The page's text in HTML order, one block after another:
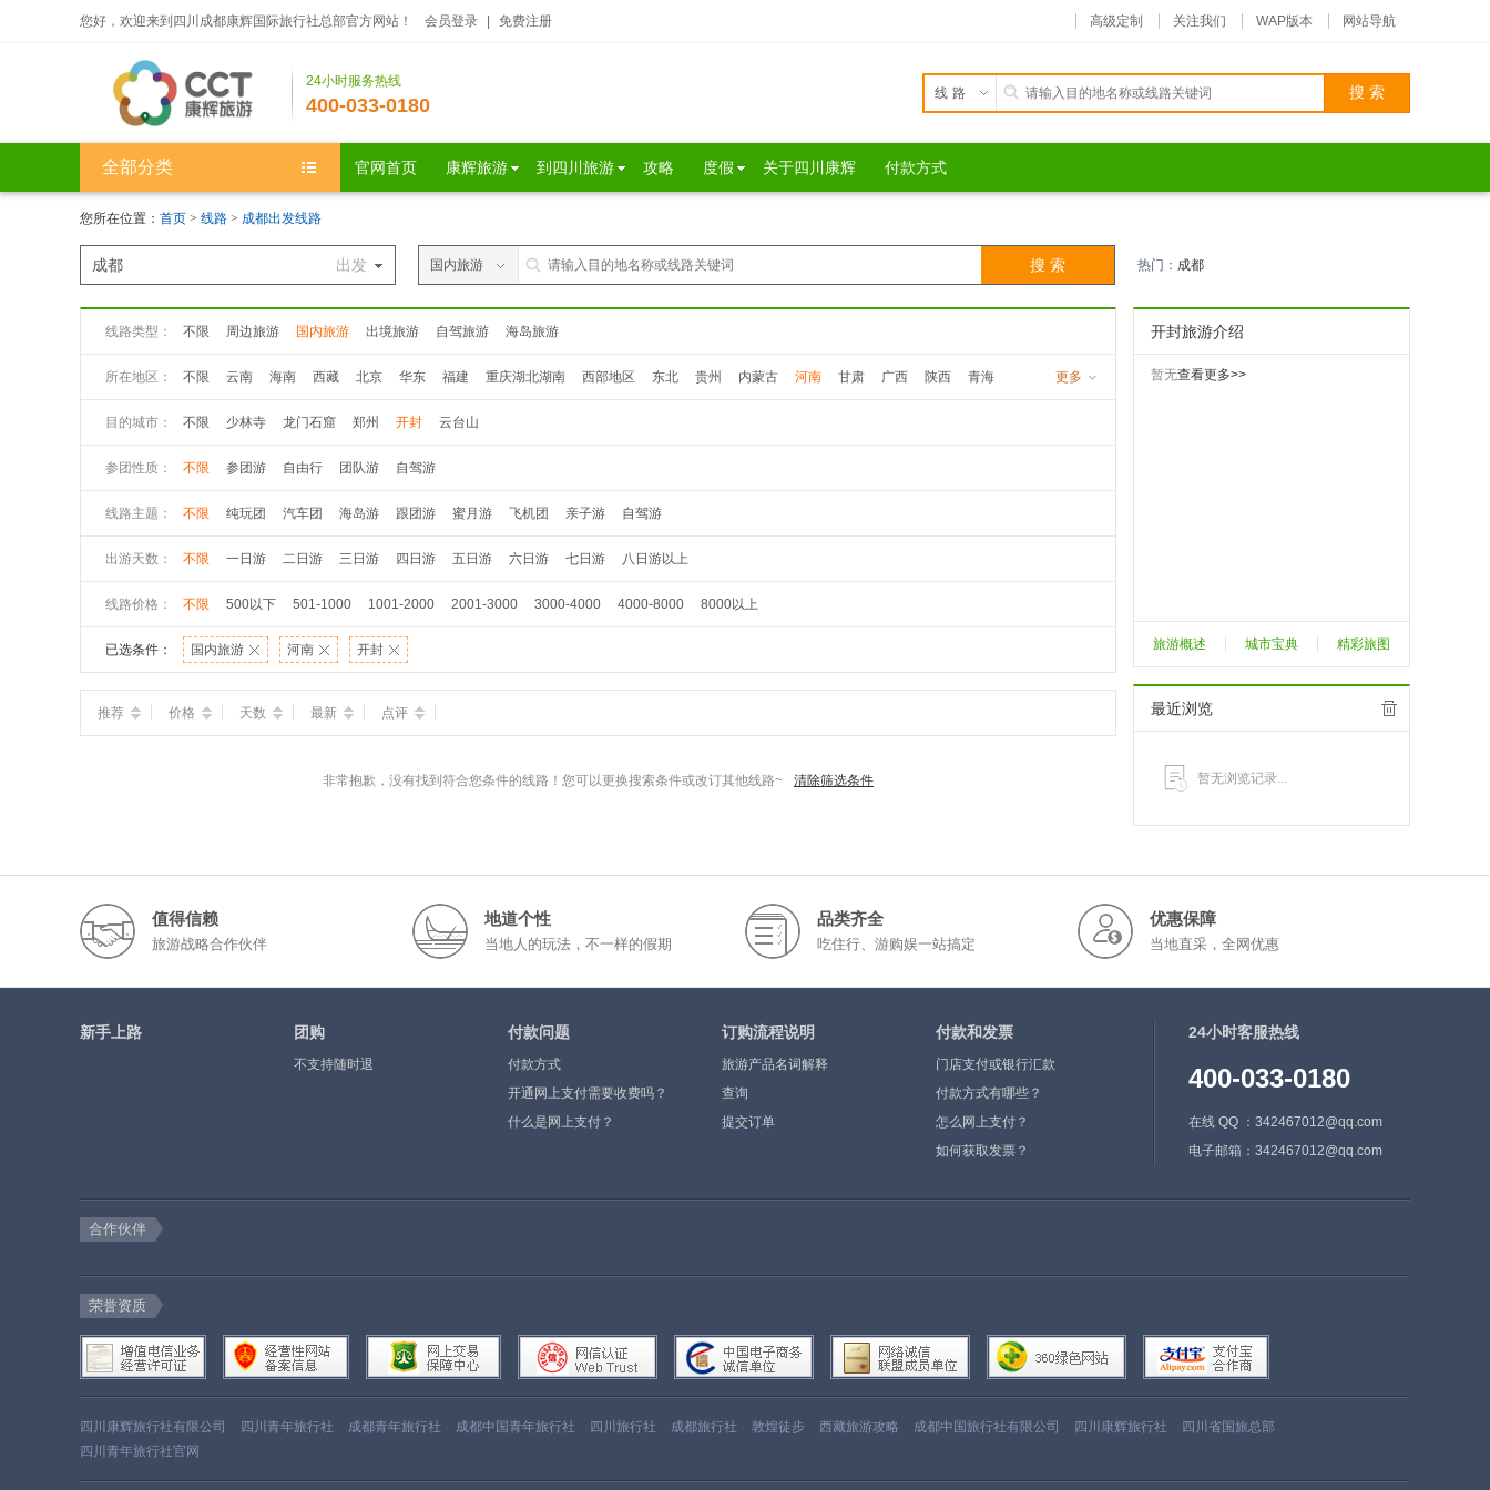
您好，欢迎来到四川成都康辉国际旅行社总部官方网站！ 会员登录 免费注册 高级定制 关注我们 WAP版本 网站导航
24小时服务热线
400-033-0180
线路
全部分类 官网首页 康辉旅游 到四川旅游 攻略 度假 关于四川康辉 付款方式
您所在位置： 首页 > 线路 > 成都出发线路
出发
成都 国内旅游 热门： 成都
线路类型： 不限 周边旅游 国内旅游 出境旅游 自驾旅游 海岛旅游
所在地区： 不限 云南 海南 西藏 北京 华东 福建 重庆湖北湖南 西部地区 东北 贵州 内蒙古 河南 甘肃 广西 陕西
青海
更多
目的城市： 不限 少林寺 龙门石窟 郑州 开封 云台山
参团性质： 不限 参团游 自由行 团队游 自驾游
线路主题： 不限 纯玩团 汽车团 海岛游 跟团游 蜜月游 飞机团 亲子游 自驾游
出游天数： 不限 一日游 二日游 三日游 四日游 五日游 六日游 七日游 八日游以上
线路价格： 不限 500以下 501-1000 1001-2000 2001-3000 3000-4000 4000-8000 8000以上
已选条件： 国内旅游 河南 开封
推荐 价格 天数 最新 点评
非常抱歉，没有找到符合您条件的线路！您可以更换搜索条件或改订其他线路~ 清除筛选条件
开封旅游介绍
暂无查看更多>>
旅游概述 城市宝典 精彩旅图
最近浏览
暂无浏览记录...
值得信赖
旅游战略合作伙伴
地道个性
当地人的玩法，不一样的假期
品类齐全
吃住行、游购娱一站搞定
优惠保障
当地直采，全网优惠
新手上路 团购
不支持随时退
付款问题
付款方式
开通网上支付需要收费吗？
什么是网上支付？
订购流程说明
旅游产品名词解释
查询
提交订单
付款和发票
门店支付或银行汇款
付款方式有哪些？
怎么网上支付？
如何获取发票？
24小时客服热线
400-033-0180
在线 QQ ：342467012@qq.com
电子邮箱：342467012@qq.com
合作伙伴
荣誉资质
四川康辉旅行社有限公司 四川青年旅行社 成都青年旅行社 成都中国青年旅行社 四川旅行社 成都旅行社 敦煌徒步 西藏旅游攻略 成都中国旅行社有限公司 四川康辉旅行社
四川省国旅总部
四川青年旅行社官网